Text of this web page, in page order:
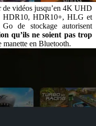
vidéos jusqu’en 4K UHD
HDR10, HDR10+, HLG et
de stockage autorisent
qu’ils ne soient pas trop
manette en Bluetooth.